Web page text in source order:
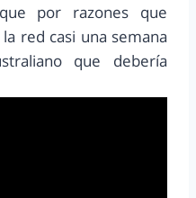
por razones que
red casi una semana
que debería